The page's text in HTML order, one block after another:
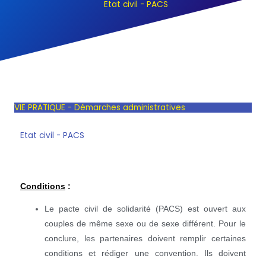
Etat civil - PACS
VIE PRATIQUE - Démarches administratives
Etat civil - PACS
Conditions :
Le pacte civil de solidarité (PACS) est ouvert aux
couples de même sexe ou de sexe différent. Pour le
conclure, les partenaires doivent remplir certaines
conditions et rédiger une convention. Ils doivent